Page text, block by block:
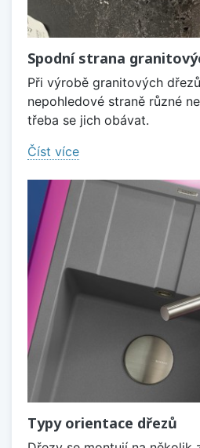
Spodní strana
Při výrobě granitových
nepohledové straně různé
třeba se jich obávat.
Číst více
Typy orientace dřezů